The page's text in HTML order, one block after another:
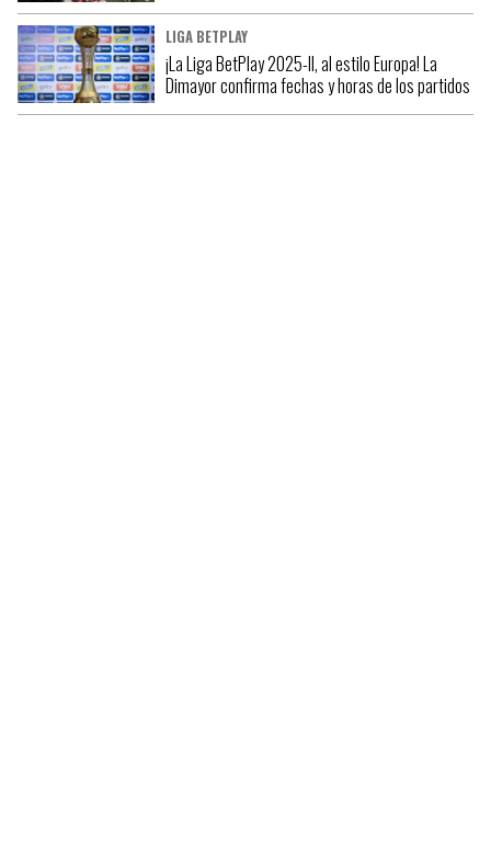
LIGA BETPLAY
¡La Liga BetPlay 2025-II, al estilo Europa! La
Dimayor confirma fechas y horas de los partidos